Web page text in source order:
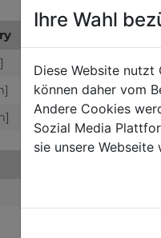
Ihre Wahl
Diese Website
können daher vom
Andere Cookies
Sozial Media
sie unsere